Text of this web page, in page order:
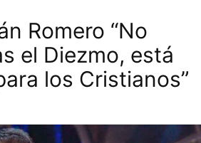
Romero “No
el Diezmo, está
los Cristianos”